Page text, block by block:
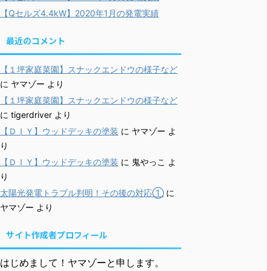
【Qセルズ4.4kW】2020年1月の発電実績
最近のコメント
【１坪家庭菜園】スナックエンドウの様子など
に ヤマゾー より
【１坪家庭菜園】スナックエンドウの様子など
に tigerdriver より
【ＤＩＹ】ウッドデッキの塗装 に ヤマゾー よ
り
【ＤＩＹ】ウッドデッキの塗装 に 鬼やっこ よ
り
太陽光発電トラブル判明！その後の対応①に
ヤマゾー より
サイト作成者プロフィール
はじめまして！ヤマゾーと申します。